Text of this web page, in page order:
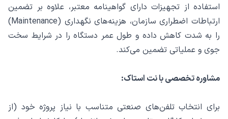
استفاده از تجهیزات دارای گواهینامه معتبر، علاوه بر تضمین
ارتباطات اضطراری سازمان، هزینه‌های نگهداری (Maintenance)
را به شدت کاهش داده و طول عمر دستگاه را در شرایط سخت
جوی و عملیاتی تضمین می‌کند.
مشاوره تخصصی با نت استاک:
برای انتخاب تلفن‌های صنعتی متناسب با نیاز پروژه خود (از